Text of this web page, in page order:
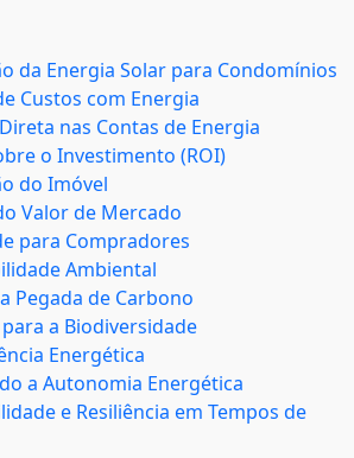
da Energia Solar para Condomínios
Custos com Energia
nas Contas de Energia
o Investimento (ROI)
do Imóvel
Valor de Mercado
para Compradores
Ambiental
Pegada de Carbono
a Biodiversidade
Energética
a Autonomia Energética
e Resiliência em Tempos de